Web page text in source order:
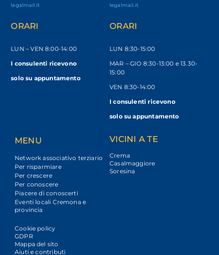
legalmail.it
ORARI
LUN – VEN8:00-14:00
I consulenti ricevono
solosu appuntamento
legalmail.it
ORARI
LUN 8:30-15:00
MAR – GIO 8:30-13:00 e 13.30-
15:00
VEN 8:30-14:00
I consulenti ricevono
solo su appuntamento
MENU
Network associativo terziario
Per risparmiare
Per crescere
Per conoscere
Piacere di conoscerti
Eventi locali Cremona e
provincia
Cookie policy
GDPR
Mappa del sito
Aiuti e contributi
VICINI A TE
Crema
Casalmaggiore
Soresina